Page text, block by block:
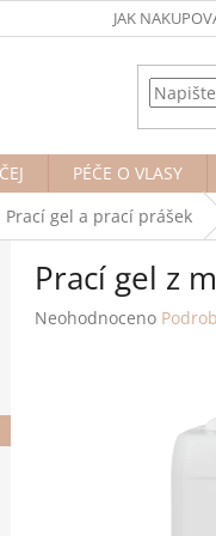
JAK
PÉČE O VLASY
Prací gel a prací prášek
Prací gel z
Průměrné
Neohodnoceno